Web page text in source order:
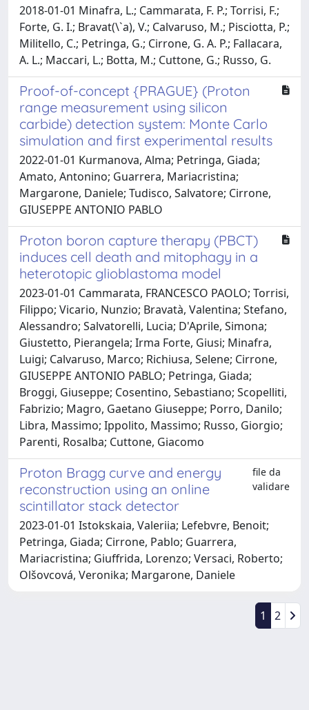
2018-01-01 Minafra, L.; Cammarata, F. P.; Torrisi, F.;
Forte, G. I.; Bravat(\`a), V.; Calvaruso, M.; Pisciotta, P.;
Militello, C.; Petringa, G.; Cirrone, G. A. P.; Fallacara,
A. L.; Maccari, L.; Botta, M.; Cuttone, G.; Russo, G.
Proof-of-concept {PRAGUE} (Proton
range measurement using silicon
carbide) detection system: Monte Carlo
simulation and first experimental results
2022-01-01 Kurmanova, Alma; Petringa, Giada;
Amato, Antonino; Guarrera, Mariacristina;
Margarone, Daniele; Tudisco, Salvatore; Cirrone,
GIUSEPPE ANTONIO PABLO
Proton boron capture therapy (PBCT)
induces cell death and mitophagy in a
heterotopic glioblastoma model
2023-01-01 Cammarata, FRANCESCO PAOLO; Torrisi,
Filippo; Vicario, Nunzio; Bravatà, Valentina; Stefano,
Alessandro; Salvatorelli, Lucia; D'Aprile, Simona;
Giustetto, Pierangela; Irma Forte, Giusi; Minafra,
Luigi; Calvaruso, Marco; Richiusa, Selene; Cirrone,
GIUSEPPE ANTONIO PABLO; Petringa, Giada;
Broggi, Giuseppe; Cosentino, Sebastiano; Scopelliti,
Fabrizio; Magro, Gaetano Giuseppe; Porro, Danilo;
Libra, Massimo; Ippolito, Massimo; Russo, Giorgio;
Parenti, Rosalba; Cuttone, Giacomo
Proton Bragg curve and energy
reconstruction using an online
scintillator stack detector
file da
validare
2023-01-01 Istokskaia, Valeriia; Lefebvre, Benoit;
Petringa, Giada; Cirrone, Pablo; Guarrera,
Mariacristina; Giuffrida, Lorenzo; Versaci, Roberto;
Olšovcová, Veronika; Margarone, Daniele
1 2